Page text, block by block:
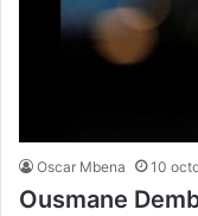
Oscar Mbena 10
Ousmane